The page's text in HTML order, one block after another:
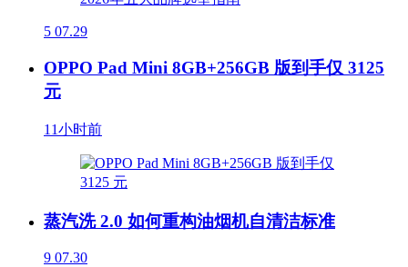
5 07.29
OPPO Pad Mini 8GB+256GB 版到手仅 3125
元
11小时前
蒸汽洗 2.0 如何重构油烟机自清洁标准
9 07.30